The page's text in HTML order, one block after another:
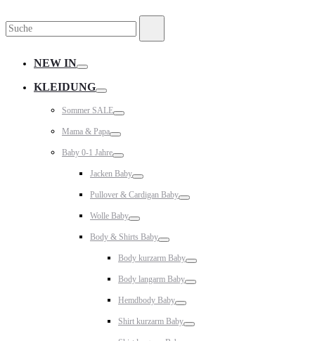
Suche
NEW IN
KLEIDUNG
Sommer SALE
Mama & Papa
Baby 0-1 Jahre
Jacken Baby
Pullover & Cardigan Baby
Wolle Baby
Body & Shirts Baby
Body kurzarm Baby
Body langarm Baby
Hemdbody Baby
Shirt kurzarm Baby